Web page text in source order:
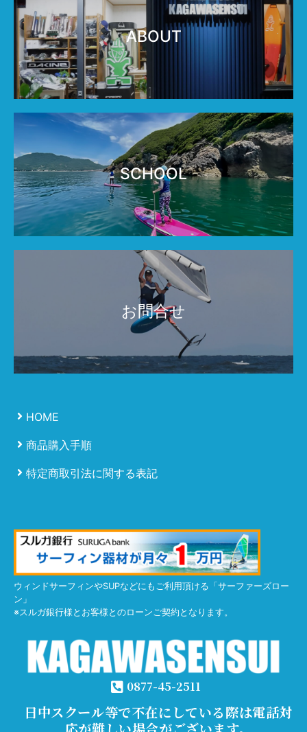
ABOUT
SCHOOL
お問合せ
HOME
商品購入手順
特定商取引法に関する表記
ウィンドサーフィンやSUPなどにもご利用頂ける「サーファーズロー
ン」
※スルガ銀行様とお客様とのローンご契約となります。
0877-45-2511
日中スクール等で不在にしている際は電話対